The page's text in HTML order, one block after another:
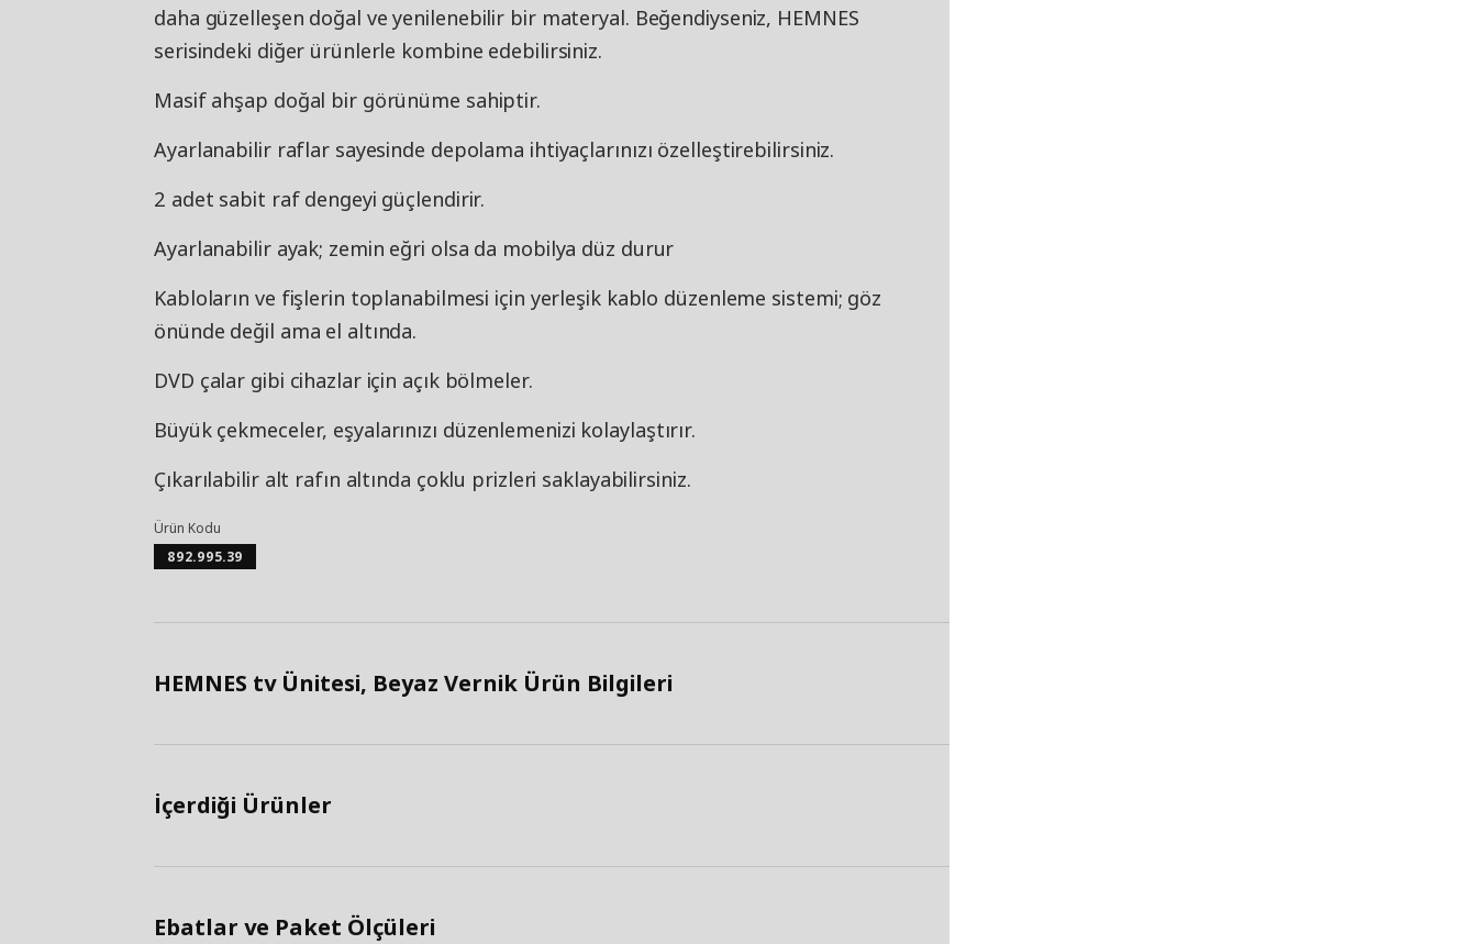
daha güzelleşen doğal ve yenilenebilir bir materyal. Beğendiyseniz, HEMNES
serisindeki diğer ürünlerle kombine edebilirsiniz.
Masif ahşap doğal bir görünüme sahiptir.
Ayarlanabilir raflar sayesinde depolama ihtiyaçlarınızı özelleştirebilirsiniz.
2 adet sabit raf dengeyi güçlendirir.
Ayarlanabilir ayak; zemin eğri olsa da mobilya düz durur
Kabloların ve fişlerin toplanabilmesi için yerleşik kablo düzenleme sistemi; göz
önünde değil ama el altında.
DVD çalar gibi cihazlar için açık bölmeler.
Büyük çekmeceler, eşyalarınızı düzenlemenizi kolaylaştırır.
Çıkarılabilir alt rafın altında çoklu prizleri saklayabilirsiniz.
Ürün Kodu
892.995.39
HEMNES tv Ünitesi, Beyaz Vernik Ürün Bilgileri
İçerdiği Ürünler
Ebatlar ve Paket Ölçüleri